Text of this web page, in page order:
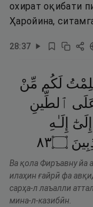
охират оқибати
Ҳаройина,
28:37
لَكُم مِّنْ
ٱلطِّينِ
إِلَىٰٓ
إِلَـٰهِ
۝٣٨
Ва қола Фиръавну йа
илаҳин ғайрӣ фа
сарҳа-л лаъалли
мина-л-казибӣн.